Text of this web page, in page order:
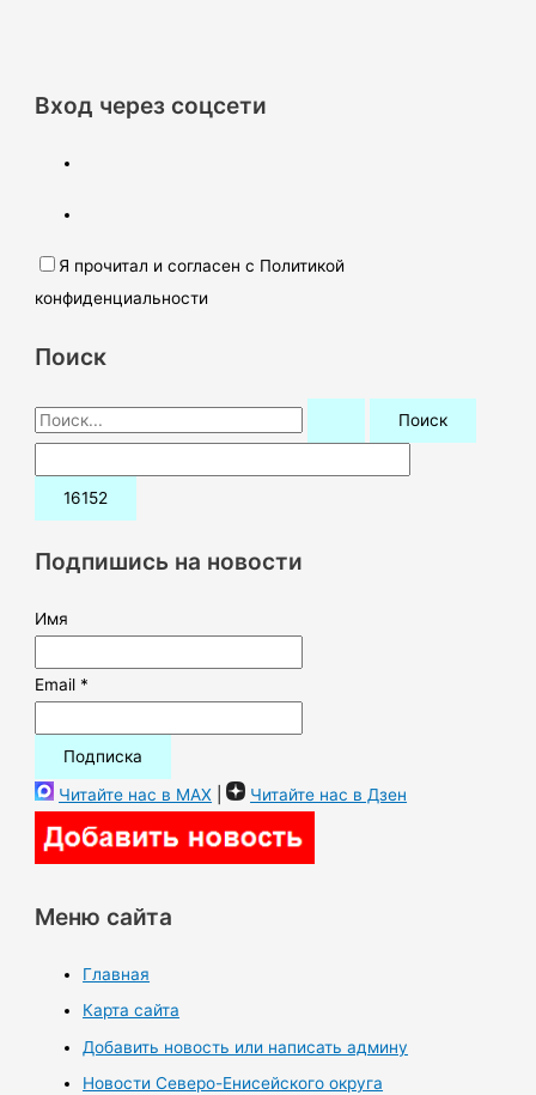
Вход через соцсети
Я прочитал и согласен с Политикой
конфиденциальности
Поиск
П
о
и
:Подпишись на новости
Имя
Email *
Читайте нас в MAX | Читайте нас в Дзен
Меню сайта
Главная
Карта сайта
Добавить новость или написать админу
Новости Северо-Енисейского округа